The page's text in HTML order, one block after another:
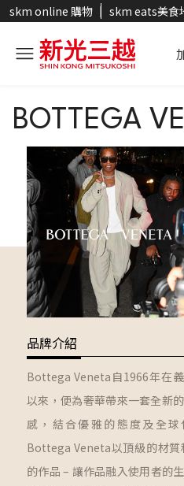
skm online 購物 skm eats美食
BOTTEGA
品牌介紹
Bottega Veneta自1966年在
以來，便為奢華帶來一套全新
感，結合優雅的態度及全球
Bottega Veneta以頂級的材
的作品 – 讓作品融入使用者的